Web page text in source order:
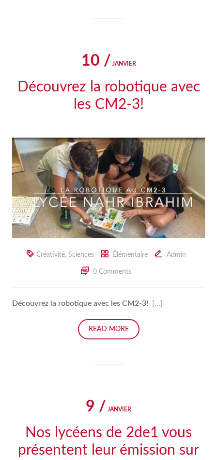
10 / JANVIER
Découvrez la robotique avec
les CM2-3!
Créativité, Sciences Élémentaire Admin
0 Comments
Découvrez la robotique avec les CM2-3! […]
READ MORE
9 / JANVIER
Nos lycéens de 2de1 vous
présentent leur émission sur